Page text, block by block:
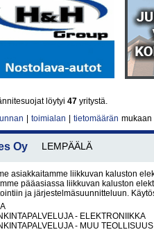
löytyi 47 yritystä.
toimialan tietomäärän mukaan
Oy LEMPÄÄLÄ
asiakkaitamme liikkuvan kaluston
pääasiassa liikkuvan kaluston
ja järjestelmäsuunnitteluun.
- ELEKTRONIIKKA
- MUU